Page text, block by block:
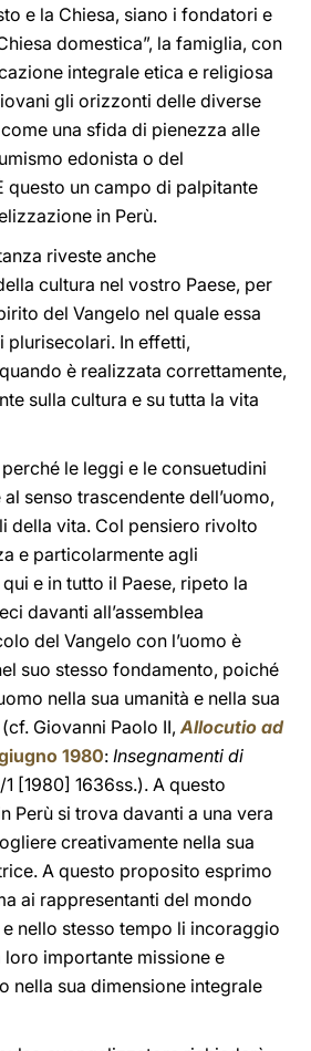
e la Chiesa, siano i fondatori e
domestica”, la famiglia, con
integrale etica e religiosa
gli orizzonti delle diverse
una sfida di pienezza alle
edonista o del
questo un campo di palpitante
in Perù.
riveste anche
cultura nel vostro Paese, per
del Vangelo nel quale essa
plurisecolari. In effetti,
è realizzata correttamente,
sulla cultura e su tutta la vita
le leggi e le consuetudini
senso trascendente dell’uomo,
della vita. Col pensiero rivolto
e particolarmente agli
e in tutto il Paese, ripeto la
davanti all’assemblea
del Vangelo con l’uomo è
suo stesso fondamento, poiché
nella sua umanità e nella sua
Giovanni Paolo II,Allocutio ad
1980: Insegnamenti di
1 [1980] 1636ss.). A questo
Perù si trova davanti a una vera
creativamente nella sua
A questo proposito esprimo
ai rappresentanti del mondo
nello stesso tempo li incoraggio
importante missione e
nella sua dimensione integrale